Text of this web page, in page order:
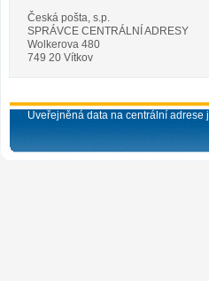
Česká pošta, s.p.
SPRÁVCE CENTRÁLNÍ ADRESY
Wolkerova 480
749 20 Vítkov
Uveřejněná data na centrální adrese